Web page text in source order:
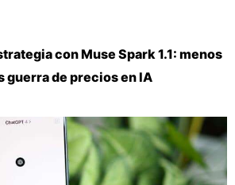
con Muse Spark 1.1: menos
guerra de precios en IA